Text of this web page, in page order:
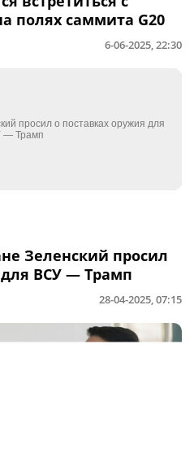
полях саммита G20
6-06-2025, 22:30
Зеленский просил
ВСУ — Трамп
28-04-2025, 07:15